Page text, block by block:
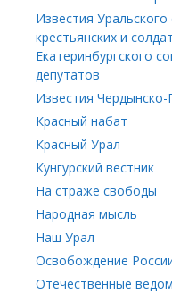
Известия
крестьянских и
Екатеринбургского
депутатов
Известия Чердынско-
Красный набат
Красный Урал
Кунгурский вестник
На страже свободы
Народная мысль
Наш Урал
Освобождение
Отечественные